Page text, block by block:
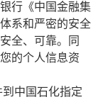
行《中国金融集
系和严密的安全
全、可靠。同
的个人信息资
中国石化指定